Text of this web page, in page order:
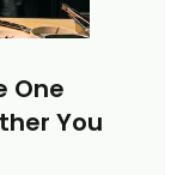
One
You